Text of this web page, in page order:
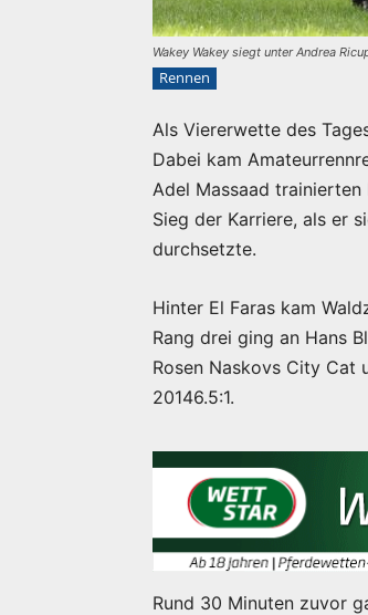
Wakey Wakey siegt unter Andrea
Rennen
Als Viererwette des
Dabei kam
Adel Massaad
Sieg der Karriere, als er
durchsetzte.
Hinter El Faras kam
Rang drei ging an Hans
Rosen Naskovs City Cat
20146.5:1.
Rund 30 Minuten zuvor